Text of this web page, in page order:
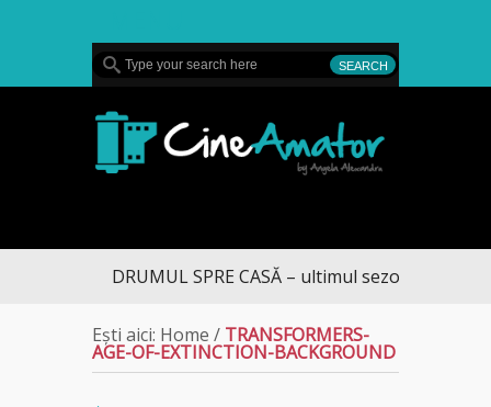
DRUMUL SPRE CASĂ – ultimul sezon te aduce
Ești aici: Home / TRANSFORMERS-
AGE-OF-EXTINCTION-BACKGROUND